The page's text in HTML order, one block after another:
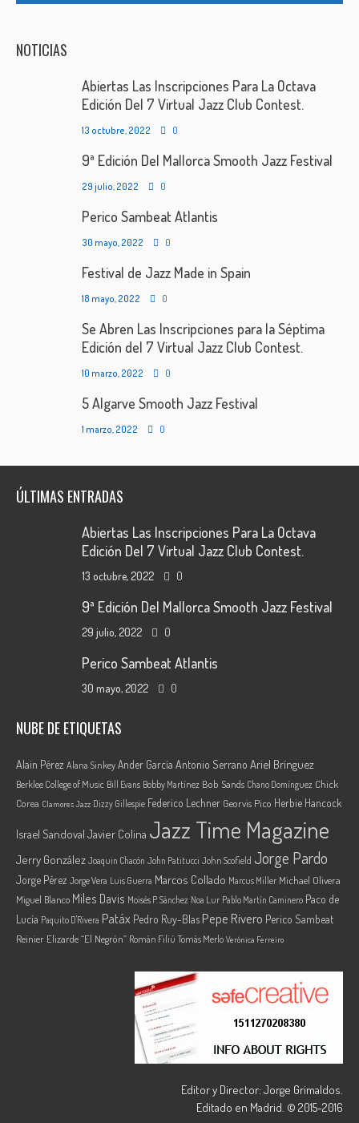
NOTICIAS
Abiertas Las Inscripciones Para La Octava
Edición Del 7 Virtual Jazz Club Contest.
13 octubre, 2022 0
9ª Edición Del Mallorca Smooth Jazz Festival
29 julio, 2022 0
Perico Sambeat Atlantis
30 mayo, 2022 0
Festival de Jazz Made in Spain
18 mayo, 2022 0
Se Abren Las Inscripciones para la Séptima
Edición del 7 Virtual Jazz Club Contest.
10 marzo, 2022 0
5 Algarve Smooth Jazz Festival
1 marzo, 2022 0
ÚLTIMAS ENTRADAS
Abiertas Las Inscripciones Para La Octava
Edición Del 7 Virtual Jazz Club Contest.
13 octubre, 2022 0
9ª Edición Del Mallorca Smooth Jazz Festival
29 julio, 2022 0
Perico Sambeat Atlantis
30 mayo, 2022 0
NUBE DE ETIQUETAS
Alain Pérez Alana SinkeyAnder García Antonio Serrano Ariel Brínguez
Berklee College of Music Bill Evans Bobby Martínez Bob Sands Chano Domínguez Chick
Corea Clamores Jazz Dizzy Gillespie Federico Lechner Georvis Pico Herbie Hancock
Israel Sandoval Javier Colina Jazz Time Magazine
Jerry González Joaquin Chacón John Patitucci John Scofield Jorge Pardo
Jorge Pérez Jorge Vera Luis Guerra Marcos Collado Marcus Miller Michael Olivera
Miguel Blanco Miles Davis Moisés P. Sánchez Noa Lur Pablo Martín Caminero Paco de
Lucía Paquito D'Rivera Patáx Pedro Ruy-Blas Pepe Rivero Perico Sambeat
Reinier Elizarde “El Negrón” Román Filiú Tomás Merlo Verónica Ferreiro
Editor y Director: Jorge Grimaldos.
Editado en Madrid. © 2015-2016